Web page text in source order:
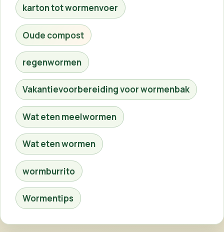
karton tot wormenvoer
Oude compost
regenwormen
Vakantievoorbereiding voor wormenbak
Wat eten meelwormen
Wat eten wormen
wormburrito
Wormentips